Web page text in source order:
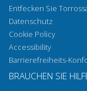
Entfecken Sie
Datenschutz
Cookie Policy
Accessibility
Barrierefreiheits-
BRAUCHEN SIE